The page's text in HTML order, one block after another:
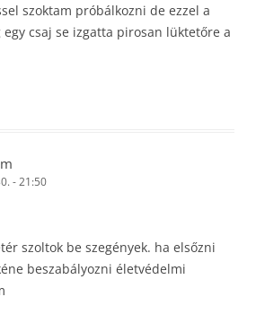
szoktam próbálkozni de ezzel a
csaj se izgatta pirosan lüktetőre a
- 21:50
szoltok be szegények. ha elsőzni
beszabályozni életvédelmi